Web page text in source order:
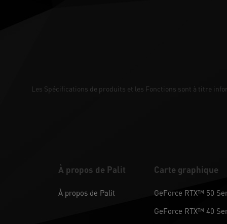
Les Spécifications de produits et les Fonctions sont à titre
À propos de Palit
À propos de Palit
Carte graphique
GeForce RTX™ 50
GeForce RTX™ 40